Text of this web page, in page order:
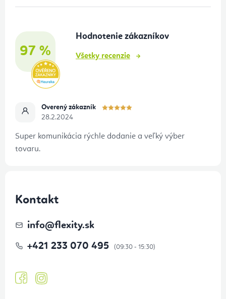
97 %
Hodnotenie zákazníkov
Všetky recenzie
Overený zákazník
28.2.2024
Super komunikácia rýchle dodanie a veľký výber
tovaru.
Kontakt
info@flexity.sk
+421 233 070 495